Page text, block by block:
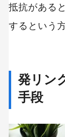
抵抗がある
するという
発リン
手段